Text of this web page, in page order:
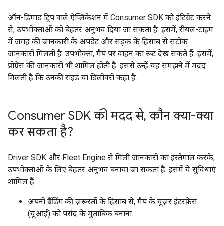
ऑन-डिमांड ट्रिप वाले ऐप्लिकेशन में Consumer SDK को इंटिग्रेट करने
से, उपभोक्ताओं को बेहतर अनुभव दिया जा सकता है. इसमें, रीयल-टाइम
में जगह की जानकारी के अपडेट और सड़क के हिसाब से सटीक
जानकारी मिलती है. उपभोक्ता, मैप पर वाहन का रूट देख सकते हैं. इसमें,
प्रोग्रेस की जानकारी भी शामिल होती है. इससे उन्हें यह समझने में मदद
मिलती है कि उनकी राइड या डिलीवरी कहां है.
Consumer SDK की मदद से, कौन क्या-क्या
कर सकता है?
Driver SDK और Fleet Engine से मिली जानकारी का इस्तेमाल करके,
उपभोक्ताओं के लिए बेहतर अनुभव बनाया जा सकता है. इसमें ये सुविधाएं
शामिल हैं:
अपनी ब्रैंडिंग की ज़रूरतों के हिसाब से, मैप के यूज़र इंटरफ़ेस
(यूआई) को पसंद के मुताबिक बनाना.